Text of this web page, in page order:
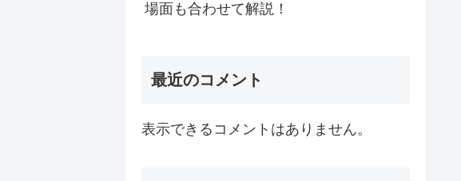
場面も合わせて解説！
最近のコメント
表示できるコメントはありません。